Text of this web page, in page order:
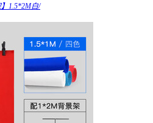
1.5*2M白/